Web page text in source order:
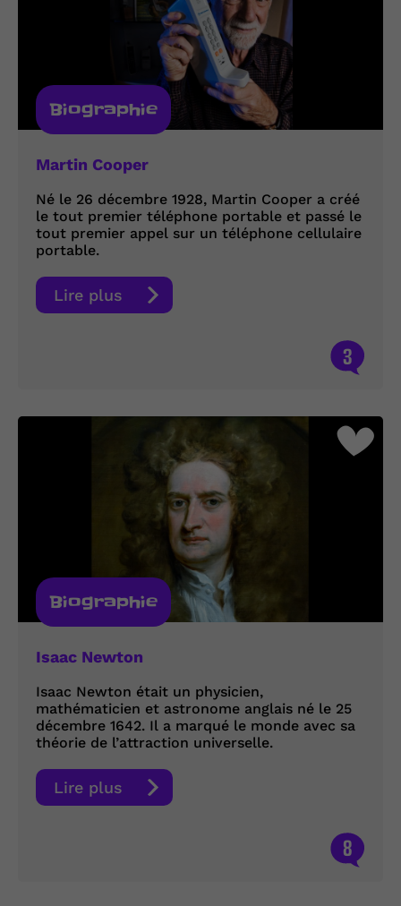
Biographie
Martin Cooper
Né le 26 décembre 1928, Martin Cooper a créé
le tout premier téléphone portable et passé le
tout premier appel sur un téléphone cellulaire
portable.
Lire plus
3
Biographie
Isaac Newton
Isaac Newton était un physicien,
mathématicien et astronome anglais né le 25
décembre 1642. Il a marqué le monde avec sa
théorie de l’attraction universelle.
Lire plus
8